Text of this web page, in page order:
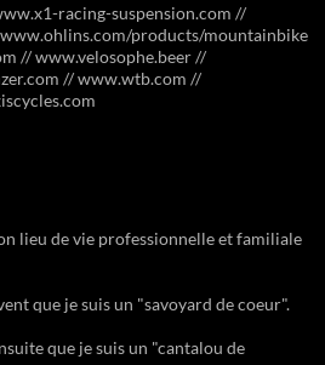
racing-suspension.com //
products/mountainbike
// www.velosophe.beer //
// www.wtb.com //
lieu de vie professionnelle et familiale
que je suis un "savoyard de coeur".
que je suis un "cantalou de